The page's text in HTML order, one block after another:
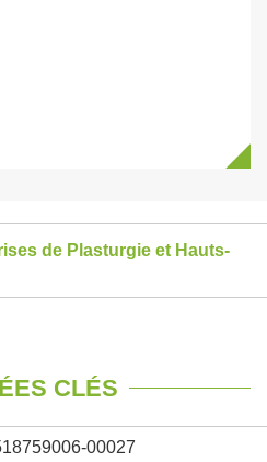
de Plasturgie et Hauts-
CLÉS
00027